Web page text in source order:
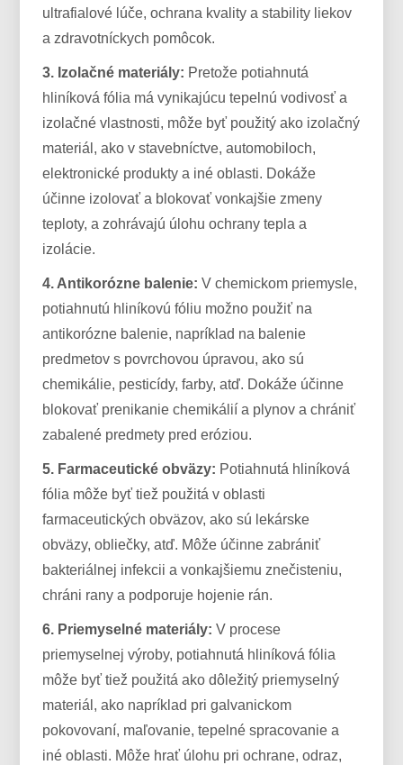
ultrafialové lúče, ochrana kvality a stability liekov
a zdravotníckych pomôcok.
3. Izolačné materiály: Pretože potiahnutá
hliníková fólia má vynikajúcu tepelnú vodivosť a
izolačné vlastnosti, môže byť použitý ako izolačný
materiál, ako v stavebníctve, automobiloch,
elektronické produkty a iné oblasti. Dokáže
účinne izolovať a blokovať vonkajšie zmeny
teploty, a zohrávajú úlohu ochrany tepla a
izolácie.
4. Antikorózne balenie: V chemickom priemysle,
potiahnutú hliníkovú fóliu možno použiť na
antikorózne balenie, napríklad na balenie
predmetov s povrchovou úpravou, ako sú
chemikálie, pesticídy, farby, atď. Dokáže účinne
blokovať prenikanie chemikálií a plynov a chrániť
zabalené predmety pred eróziou.
5. Farmaceutické obväzy: Potiahnutá hliníková
fólia môže byť tiež použitá v oblasti
farmaceutických obväzov, ako sú lekárske
obväzy, obliečky, atď. Môže účinne zabrániť
bakteriálnej infekcii a vonkajšiemu znečisteniu,
chráni rany a podporuje hojenie rán.
6. Priemyselné materiály: V procese
priemyselnej výroby, potiahnutá hliníková fólia
môže byť tiež použitá ako dôležitý priemyselný
materiál, ako napríklad pri galvanickom
pokovovaní, maľovanie, tepelné spracovanie a
iné oblasti. Môže hrať úlohu pri ochrane, odraz,